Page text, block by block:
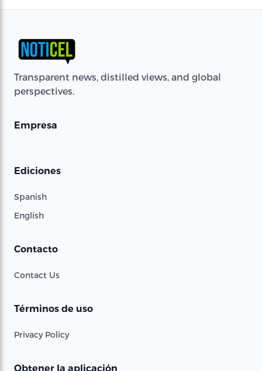
Transparent news, distilled views, and global
perspectives.
Empresa
Ediciones
Spanish
English
Contacto
Contact Us
Términos de uso
Privacy Policy
Obtener la aplicación